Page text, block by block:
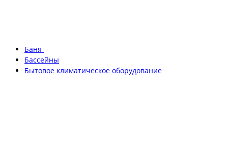
Баня
Бассейны
Бытовое климатическое оборудование